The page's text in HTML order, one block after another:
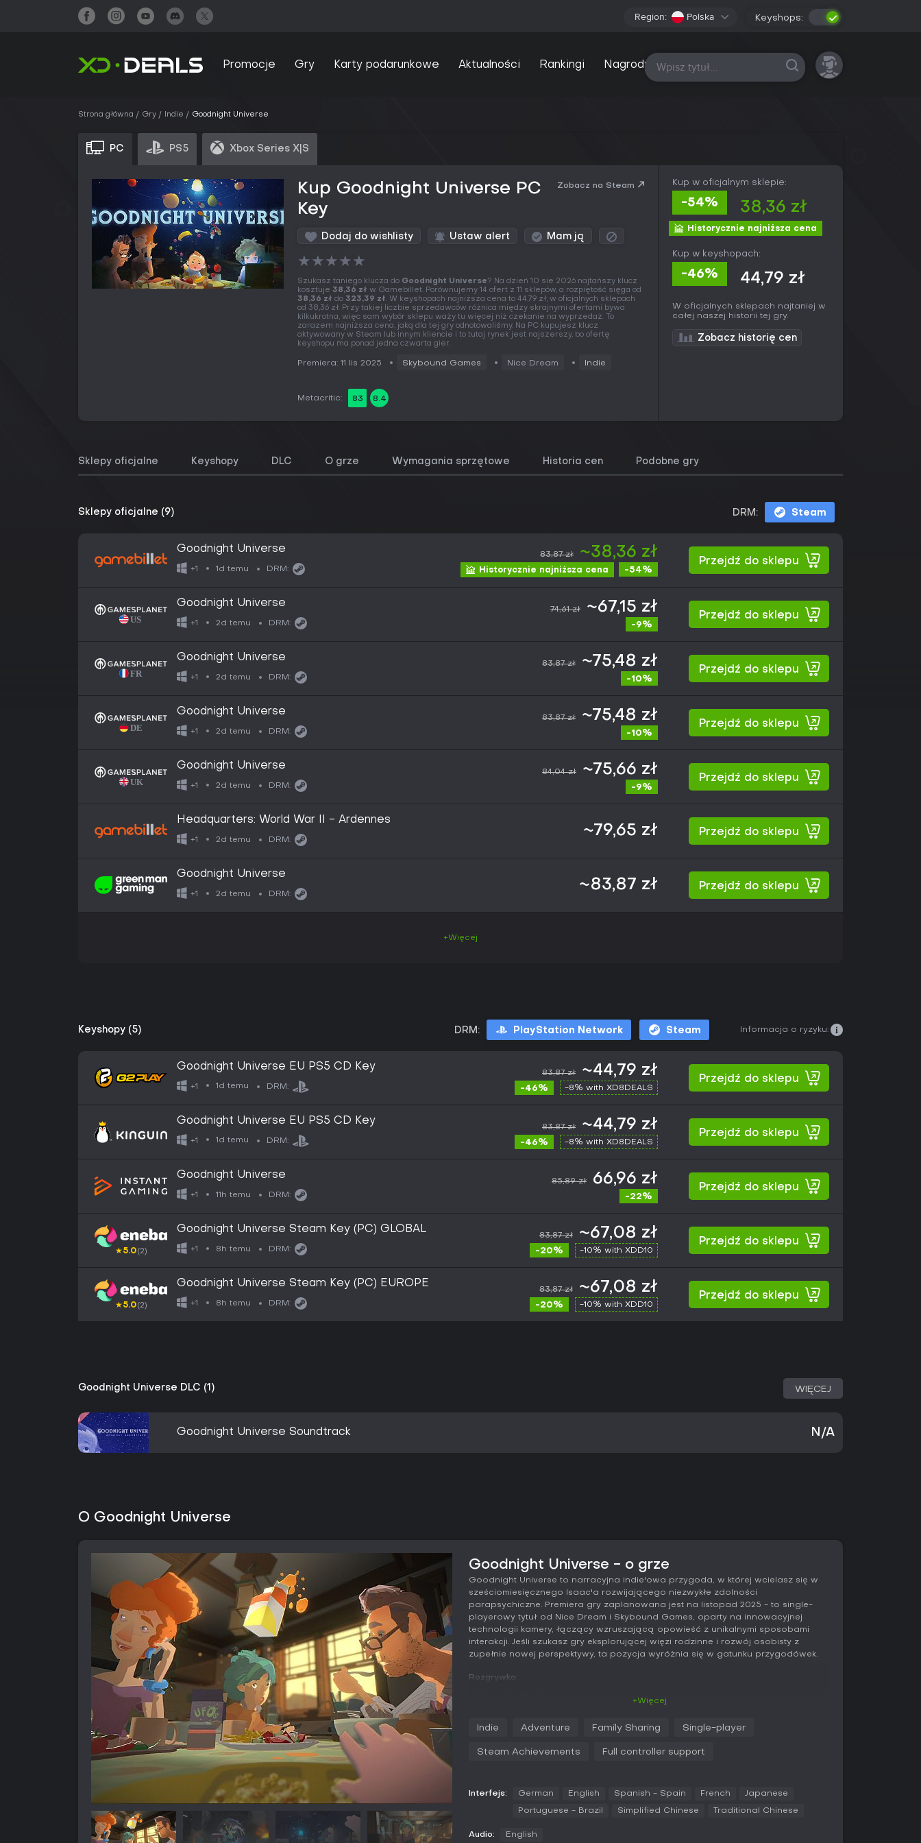
Region: Polska Keyshops:
Promocje Gry Karty podarunkowe Aktualności Rankingi Nagrody Wszystkie platformy
Strona główna Gry Indie Goodnight Universe
PC PS5 Xbox Series X|S
Kup Goodnight Universe PC
Key
Zobacz na Steam
Dodaj do wishlisty Ustaw alert Mam ją
★★★★★
Szukasz taniego klucza do Goodnight Universe? Na dzień 10 sie 2026 najtańszy klucz
kosztuje 38,36 zł w Gamebillet. Porównujemy 14 ofert z 11 sklepów, a rozpiętość sięga od
38,36 zł do 323,39 zł. W keyshopach najniższa cena to 44,79 zł, w oficjalnych sklepach
od 38,36 zł. Przy takiej liczbie sprzedawców różnica między skrajnymi ofertami bywa
kilkukrotna, więc sam wybór sklepu waży tu więcej niż czekanie na wyprzedaż. To
zarazem najniższa cena, jaką dla tej gry odnotowaliśmy. Na PC kupujesz klucz
aktywowany w Steam lub innym kliencie i to tutaj rynek jest najszerszy, bo ofertę
keyshopu ma ponad jedna czwarta gier.
Premiera: 11 lis 2025 Skybound Games Nice Dream Indie
Metacritic: 83 8.4
Kup w oficjalnym sklepie:
-54% 38,36 zł
Historycznie najniższa cena
Kup w keyshopach:
-46% 44,79 zł
W oficjalnych sklepach najtaniej w
całej naszej historii tej gry.
Zobacz historię cen
Sklepy oficjalne Keyshopy DLC O grze Wymagania sprzętowe Historia cen Podobne gry
Sklepy oficjalne (9) DRM: Steam
Goodnight Universe
+1 1d temu DRM:
83,87 zł ~38,36 zł
Historycznie najniższa cena -54%
Przejdź do sklepu
Goodnight Universe
+1 2d temu DRM:
74,61 zł ~67,15 zł
-9%
Przejdź do sklepu
Goodnight Universe
+1 2d temu DRM:
83,87 zł ~75,48 zł
-10%
Przejdź do sklepu
Goodnight Universe
+1 2d temu DRM:
83,87 zł ~75,48 zł
-10%
Przejdź do sklepu
Goodnight Universe
+1 2d temu DRM:
84,04 zł ~75,66 zł
-9%
Przejdź do sklepu
Headquarters: World War II - Ardennes
+1 2d temu DRM:
~79,65 zł Przejdź do sklepu
Goodnight Universe
+1 2d temu DRM:
~83,87 zł Przejdź do sklepu
+Więcej
Keyshopy (5) DRM: PlayStation Network Steam Informacja o ryzyku:
Goodnight Universe EU PS5 CD Key
+1 1d temu DRM:
83,87 zł ~44,79 zł
-46% -8% with XD8DEALS
Przejdź do sklepu
Goodnight Universe EU PS5 CD Key
+1 1d temu DRM:
83,87 zł ~44,79 zł
-46% -8% with XD8DEALS
Przejdź do sklepu
Goodnight Universe
+1 11h temu DRM:
85,89 zł 66,96 zł
-22%
Przejdź do sklepu
★5.0(2)
Goodnight Universe Steam Key (PC) GLOBAL
+1 8h temu DRM:
83,87 zł ~67,08 zł
-20% -10% with XDD10
Przejdź do sklepu
★5.0(2)
Goodnight Universe Steam Key (PC) EUROPE
+1 8h temu DRM:
83,87 zł ~67,08 zł
-20% -10% with XDD10
Przejdź do sklepu
Goodnight Universe DLC (1) WIĘCEJ
Goodnight Universe Soundtrack N/A
O Goodnight Universe
Goodnight Universe - o grze
Goodnight Universe to narracyjna indie'owa przygoda, w której wcielasz się w
sześciomiesięcznego Isaac'a rozwijającego niezwykłe zdolności
parapsychiczne. Premiera gry zaplanowana jest na listopad 2025 - to single-
playerowy tytuł od Nice Dream i Skybound Games, oparty na innowacyjnej
technologii kamery, łączący wzruszającą opowieść z unikalnymi sposobami
interakcji. Jeśli szukasz gry eksplorującej więzi rodzinne i rozwój osobisty z
zupełnie nowej perspektywy, ta pozycja wyróżnia się w gatunku przygodówek.
Rozgrywka
psychiczne moce i dynamikę rodzinną. Gwiazda mechaniki to opcjonalny system
wpływać na wydarzenia w grze. Dzięki temu interagujesz z obiektami i
widzenia Isaac'a.
w fabułę. Napotkasz enigmatyczne łamigłówki powiązane z historią,
wymagające manipulacji otoczeniem psychicznymi siłami. Mechaniki są proste,
stawiając na emocjonalne wybory i interakcje zamiast skomplikowanych
systemów, a funkcja kamery wzbogaca ważne momenty o głębsze
+Więcej
Indie Adventure Family Sharing Single-player
Steam Achievements Full controller support
Interfejs: German English Spanish - Spain French Japanese
Portuguese - Brazil Simplified Chinese Traditional Chinese
Audio: English